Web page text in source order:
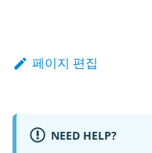
페이지 편집
NEED HELP?